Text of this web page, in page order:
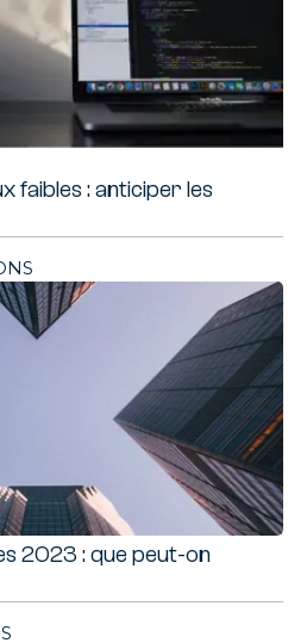
faibles : anticiper les
2023 : que peut-on